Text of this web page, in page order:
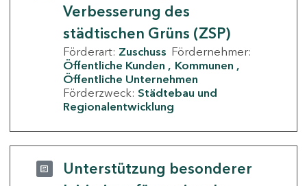
Verbesserung des
städtischen Grüns (ZSP)
Förderart: Zuschuss Fördernehmer:
Öffentliche Kunden
Kommunen
Öffentliche Unternehmen
Förderzweck: Städtebau und
Regionalentwicklung
Unterstützung besonderer